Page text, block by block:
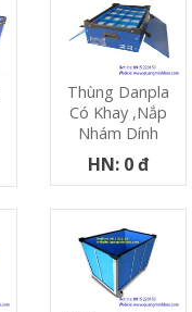
Thùng Danpla
Có Khay ,nắp
Nhám Dính
HN: 0 đ